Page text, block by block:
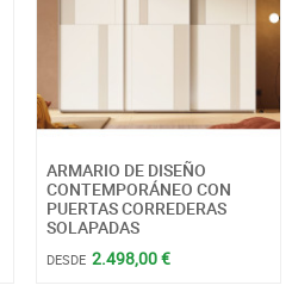
ARMARIO DE DISEÑO
CONTEMPORÁNEO CON
PUERTAS CORREDERAS
SOLAPADAS
DESDE 2.498,00 €